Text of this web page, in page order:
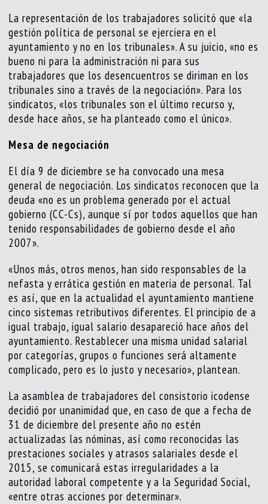
La representación de los trabajadores solicitó que «la
gestión política de personal se ejerciera en el
ayuntamiento y no en los tribunales». A su juicio, «no es
bueno ni para la administración ni para sus
trabajadores que los desencuentros se diriman en los
tribunales sino a través de la negociación». Para los
sindicatos, «los tribunales son el último recurso y,
desde hace años, se ha planteado como el único».
Mesa de negociación
El día 9 de diciembre se ha convocado una mesa
general de negociación. Los sindicatos reconocen que la
deuda «no es un problema generado por el actual
gobierno (CC-Cs), aunque sí por todos aquellos que han
tenido responsabilidades de gobierno desde el año
2007».
«Unos más, otros menos, han sido responsables de la
nefasta y errática gestión en materia de personal. Tal
es así, que en la actualidad el ayuntamiento mantiene
cinco sistemas retributivos diferentes. El principio de a
igual trabajo, igual salario desapareció hace años del
ayuntamiento. Restablecer una misma unidad salarial
por categorías, grupos o funciones será altamente
complicado, pero es lo justo y necesario», plantean.
La asamblea de trabajadores del consistorio icodense
decidió por unanimidad que, en caso de que a fecha de
31 de diciembre del presente año no estén
actualizadas las nóminas, así como reconocidas las
prestaciones sociales y atrasos salariales desde el
2015, se comunicará estas irregularidades a la
autoridad laboral competente y a la Seguridad Social,
«entre otras acciones por determinar».